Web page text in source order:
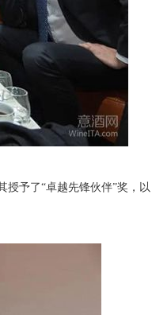
予了“卓越先锋伙伴”奖，以